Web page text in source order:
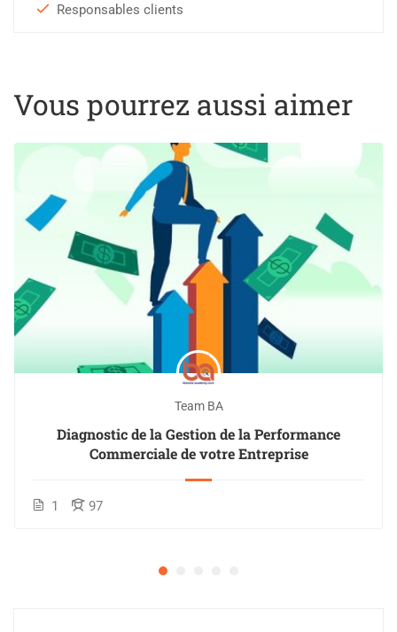
Responsables clients
Vous pourrez aussi aimer
Team BA
Diagnostic de la Gestion de la Performance
Commerciale de votre Entreprise
1 97